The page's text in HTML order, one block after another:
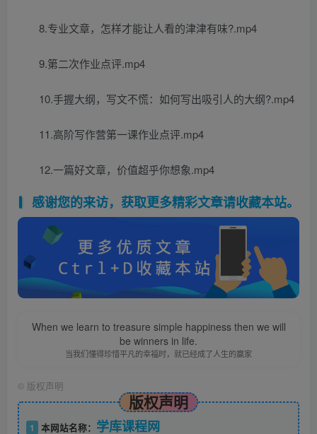
8.专业文章，怎样才能让人看的津津有味?.mp4
9.第二次作业点评.mp4
10.手握大纲，写文不慌：如何写出吸引人的大纲?.mp4
11.高阶写作营第一课作业点评.mp4
12.一篇好文章，价值超乎你想象.mp4
感谢您的来访，获取更多精彩文章请收藏本站。
When we learn to treasure simple happiness then we will
be winners in life.
当我们懂得珍惜平凡的幸福时，就已经成了人生的赢家
© 版权声明
版权声明
1 本网站名称： 学库课程网